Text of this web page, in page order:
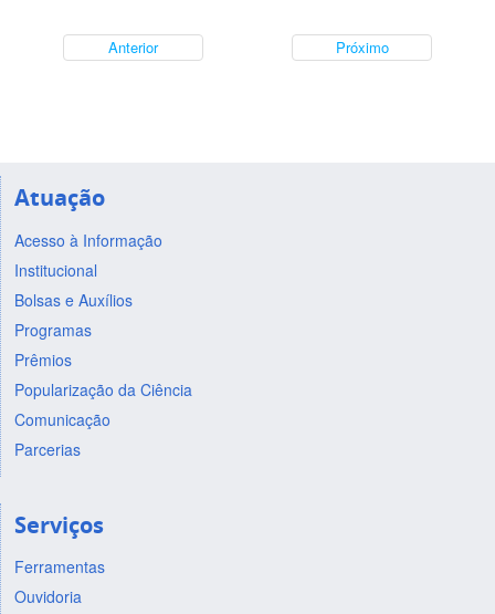
Anterior Próximo
Atuação
Acesso à Informação
Institucional
Bolsas e Auxílios
Programas
Prêmios
Popularização da Ciência
Comunicação
Parcerias
Serviços
Ferramentas
Ouvidoria